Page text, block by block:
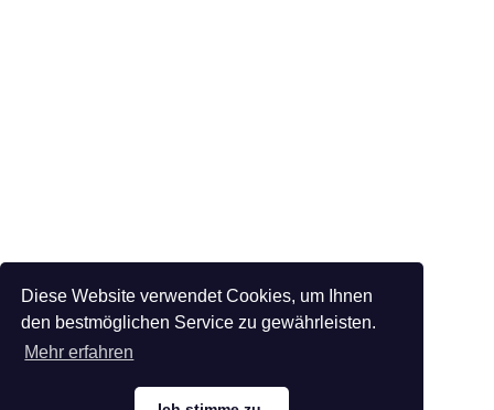
Diese Website verwendet Cookies, um Ihnen
den bestmöglichen Service zu gewährleisten.
Mehr erfahren